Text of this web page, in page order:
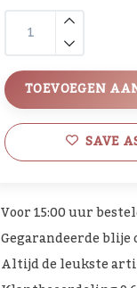
TOEVOEGEN
SAVE
Voor 15:00 uur
Gegarandeerde
Altijd de leukste